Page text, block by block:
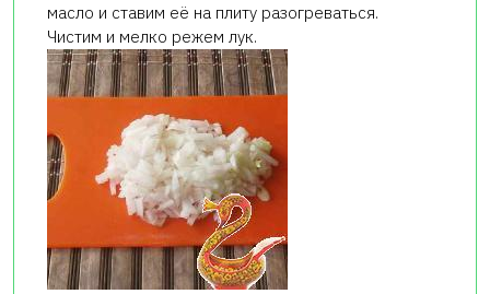
масло и ставим её на плиту разогреваться.
Чистим и мелко режем лук.